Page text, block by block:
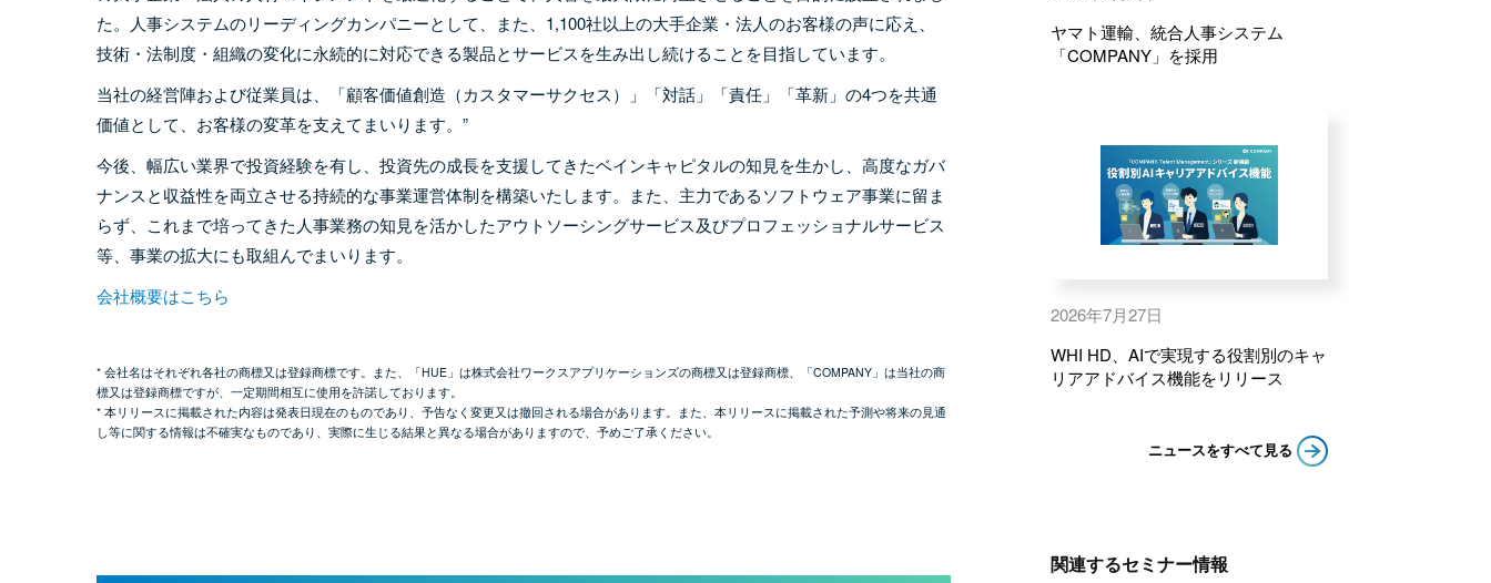
た。人事システムのリーディングカンパニーとして、また、1,100社以上の大手企業・法人のお客様の声に応え、
技術・法制度・組織の変化に永続的に対応できる製品とサービスを生み出し続けることを目指しています。
当社の経営陣および従業員は、「顧客価値創造（カスタマーサクセス）」「対話」「責任」「革新」の4つを共通
価値として、お客様の変革を支えてまいります。”
今後、幅広い業界で投資経験を有し、投資先の成長を支援してきたベインキャピタルの知見を生かし、高度なガバ
ナンスと収益性を両立させる持続的な事業運営体制を構築いたします。また、主力であるソフトウェア事業に留ま
らず、これまで培ってきた人事業務の知見を活かしたアウトソーシングサービス及びプロフェッショナルサービス
等、事業の拡大にも取組んでまいります。
会社概要はこちら
* 会社名はそれぞれ各社の商標又は登録商標です。また、「HUE」は株式会社ワークスアプリケーションズの商標又は登録商標、「COMPANY」は当社の商
標又は登録商標ですが、一定期間相互に使用を許諾しております。
* 本リリースに掲載された内容は発表日現在のものであり、予告なく変更又は撤回される場合があります。また、本リリースに掲載された予測や将来の見通
し等に関する情報は不確実なものであり、実際に生じる結果と異なる場合がありますので、予めご了承ください。
ヤマト運輸、統合人事システム
「COMPANY」を採用
2026年7月27日
WHI HD、AIで実現する役割別のキャ
リアアドバイス機能をリリース
ニュースをすべて見る
関連するセミナー情報